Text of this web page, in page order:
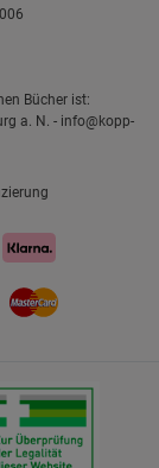
Bücher ist:
a. N. - info@kopp-